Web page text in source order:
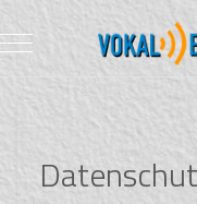
Mobile Menu Toggle